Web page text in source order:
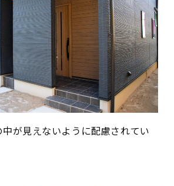
が見えないように配慮されてい